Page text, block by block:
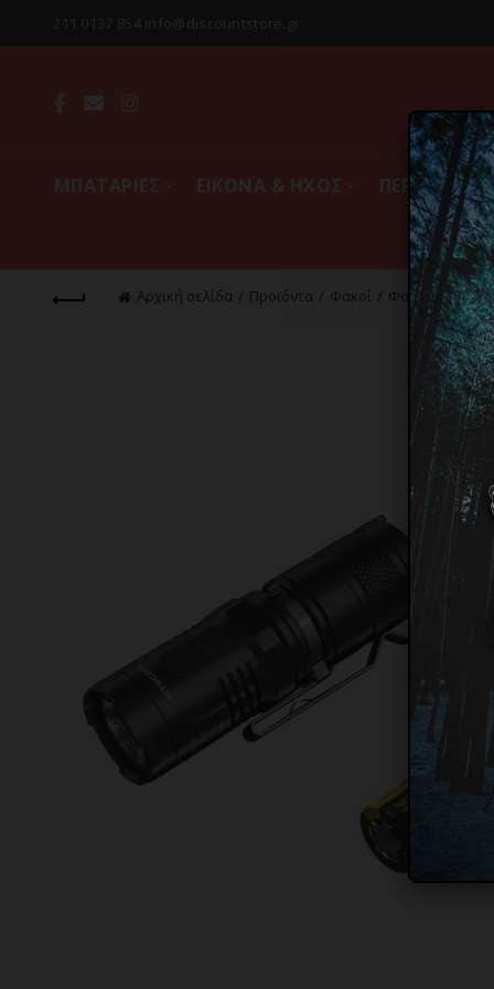
211 0137 854 info@discountstore.gr
Αρχική σελίδα Προϊόντα Φακοί Φακοί LED